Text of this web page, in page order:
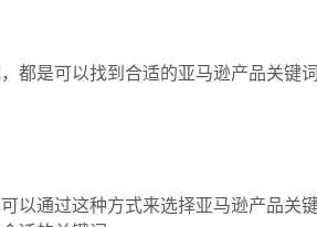
都是可以找到合适的亚马逊产品关键词
以通过这种方式来选择亚马逊产品关